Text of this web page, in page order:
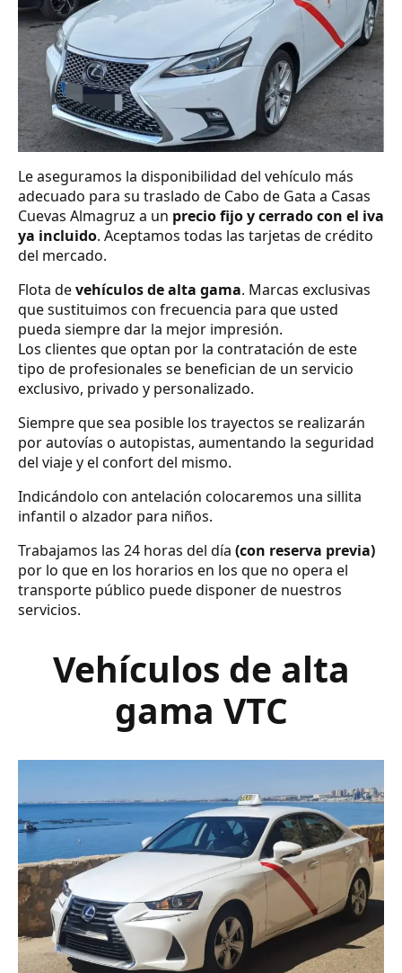
Le aseguramos la disponibilidad del vehículo más
adecuado para su traslado de Cabo de Gata a Casas
Cuevas Almagruz a un precio fijo y cerrado con el iva
ya incluido. Aceptamos todas las tarjetas de crédito
del mercado.
Flota devehículos de alta gama. Marcas exclusivas
que sustituimos con frecuencia para que usted
pueda siempre dar la mejor impresión.
Los clientes que optan por la contratación de este
tipo de profesionales se benefician de un servicio
exclusivo, privado y personalizado.
Siempre que sea posible los trayectos se realizarán
por autovías o autopistas, aumentando la seguridad
del viaje y el confort del mismo.
Indicándolo con antelación colocaremos una sillita
infantil o alzador para niños.
Trabajamos las 24 horas del día (con reserva previa)
por lo que en los horarios en los que no opera el
transporte público puede disponer de nuestros
servicios.
Vehículos de alta
gama VTC